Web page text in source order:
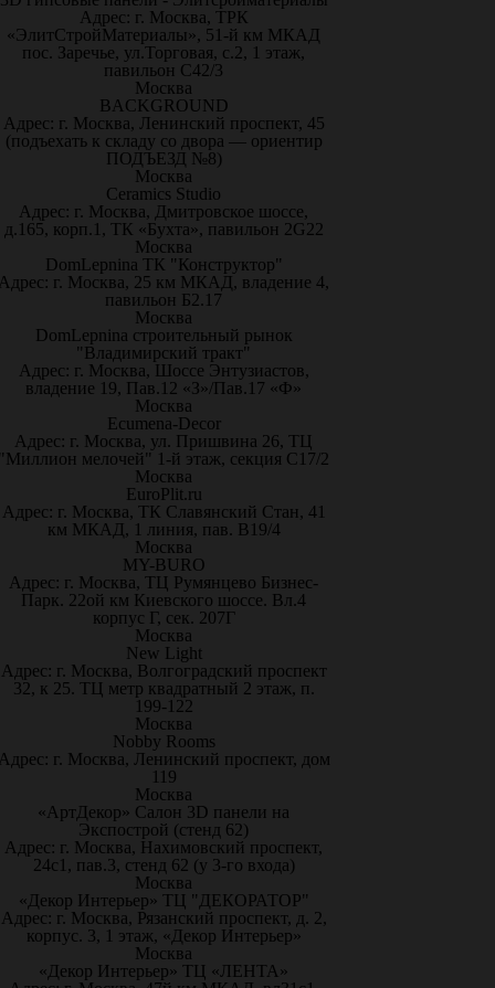
Адрес: г. Москва, ТРК
«ЭлитСтройМатериалы», 51-й км МКАД
пос. Заречье, ул.Торговая, с.2, 1 этаж,
павильон С42/3
Москва
BACKGROUND
Адрес: г. Москва, Ленинский проспект, 45
(подъехать к складу со двора — ориентир
ПОДЪЕЗД №8)
Москва
Ceramics Studio
Адрес: г. Москва, Дмитровское шоссе,
д.165, корп.1, ТК «Бухта», павильон 2G22
Москва
DomLepnina ТК "Конструктор"
г. Москва, 25 км МКАД, владение 4,
павильон Б2.17
Москва
DomLepnina строительный рынок
"Владимирский тракт"
Адрес: г. Москва, Шоссе Энтузиастов,
владение 19, Пав.12 «З»/Пав.17 «Ф»
Москва
Ecumena-Decor
Адрес: г. Москва, ул. Пришвина 26, ТЦ
мелочей" 1-й этаж, секция С17/2
Москва
EuroPlit.ru
Адрес: г. Москва, ТК Славянский Стан, 41
км МКАД, 1 линия, пав. В19/4
Москва
MY-BURO
Адрес: г. Москва, ТЦ Румянцево Бизнес-
Парк. 22ой км Киевского шоссе. Вл.4
корпус Г, сек. 207Г
Москва
New Light
Адрес: г. Москва, Волгоградский проспект
32, к 25. ТЦ метр квадратный 2 этаж, п.
199-122
Москва
Nobby Rooms
г. Москва, Ленинский проспект, дом
119
Москва
«АртДекор» Салон 3D панели на
Экспострой (стенд 62)
Адрес: г. Москва, Нахимовский проспект,
24с1, пав.3, стенд 62 (у 3-го входа)
Москва
«Декор Интерьер» ТЦ "ДЕКОРАТОР"
Адрес: г. Москва, Рязанский проспект, д. 2,
корпус. 3, 1 этаж, «Декор Интерьер»
Москва
«Декор Интерьер» ТЦ «ЛЕНТА»